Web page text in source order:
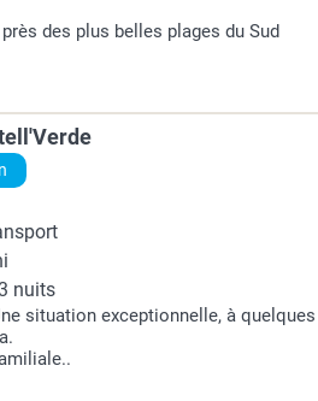
des plus belles plages du Sud
option rare en formule locative.
nuits
situation exceptionnelle, à quelques